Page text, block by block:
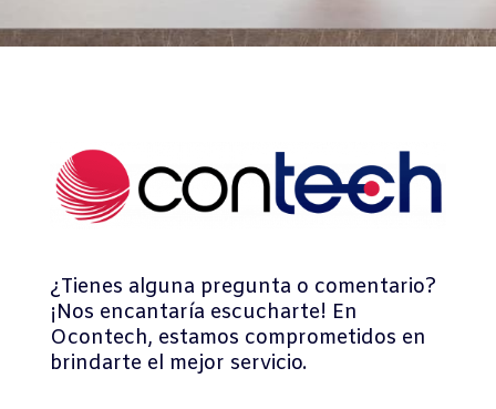
¿Tienes alguna pregunta o comentario?
¡Nos encantaría escucharte! En
Ocontech, estamos comprometidos en
brindarte el mejor servicio.